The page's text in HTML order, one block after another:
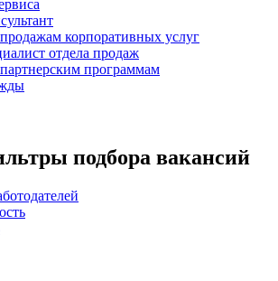
корпоративных услуг
отдела продаж
программам
подбора вакансий